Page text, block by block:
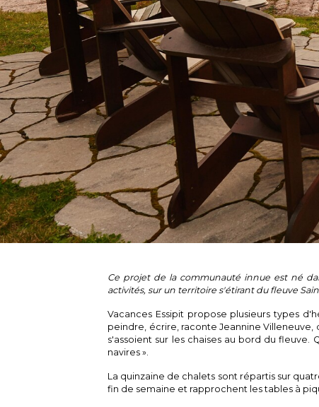
Ce projet de la communauté innue est né
activités, sur un territoire s'étirant du fleuve
Vacances Essipit propose plusieurs types
peindre, écrire, raconte Jeannine Villeneuve,
s'assoient sur les chaises au bord du fleuve.
navires ».
La quinzaine de chalets sont répartis sur
fin de semaine et rapprochent les tables à